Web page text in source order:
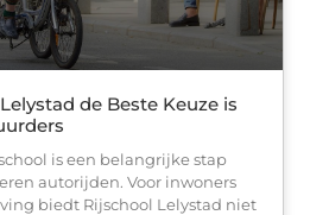
de Beste Keuze is
is een belangrijke stap
autorijden. Voor inwoners
biedt Rijschool Lelystad niet